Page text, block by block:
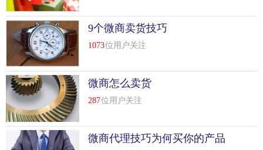
9个微商卖货技巧
1073位用户关注
微商怎么卖货
287位用户关注
微商代理技巧为何买你的产品